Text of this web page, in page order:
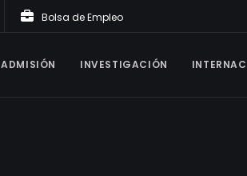
Bolsa de Empleo
ADMISIÓN INVESTIGACIÓN